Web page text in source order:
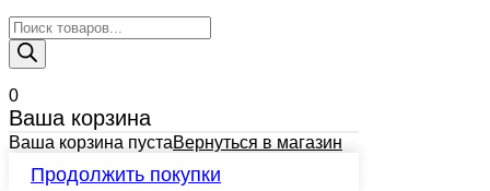
Поиск
товаров
0
Ваша корзина
Ваша корзина пустаВернуться в магазин
Продолжить покупки